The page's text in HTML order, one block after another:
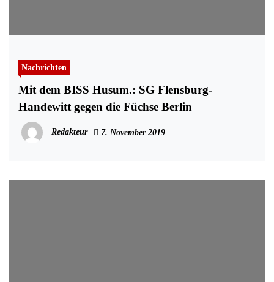
Nachrichten
Mit dem BISS Husum.: SG Flensburg-
Handewitt gegen die Füchse Berlin
Redakteur 7. November 2019